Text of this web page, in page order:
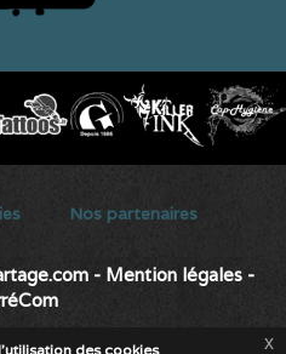
Nos partenaires
- Mention légales -
des cookies x